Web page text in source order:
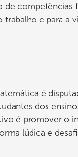
de competências
trabalho e para a
é
dos
é promover o
lúdica e